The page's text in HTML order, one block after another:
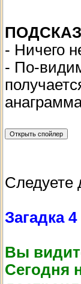
- Ничего
- По-
Следуете
Загадка 4
Вы
Сегодня